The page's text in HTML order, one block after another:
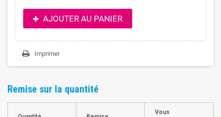
AJOUTER AU PANIER
Imprimer
Remise sur la quantité
Vous